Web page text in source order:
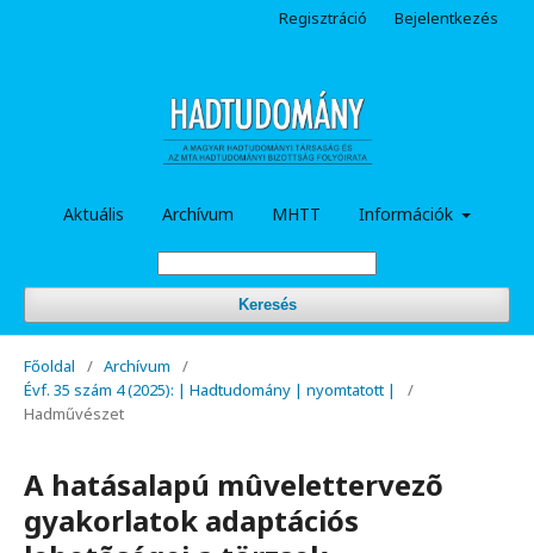
Aktuális Archívum MHTT Információk
Keresés
Regisztráció Bejelentkezés
Főoldal / Archívum
/
Évf. 35 szám 4 (2025): | Hadtudomány | nyomtatott |
/
Hadművészet
A hatásalapú mûvelettervezõ
gyakorlatok adaptációs